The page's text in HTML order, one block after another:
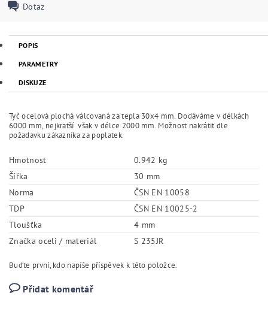
Dotaz
POPIS
PARAMETRY
DISKUZE
Tyč ocelová plochá válcovaná za tepla 30x4 mm. Dodáváme v délkách
6000 mm, nejkratší však v délce 2000 mm. Možnost nakrátit dle
požadavku zákazníka za poplatek.
Hmotnost
0.942 kg
Šířka
30 mm
Norma
ČSN EN 10058
TDP
ČSN EN 10025-2
Tloušťka
4 mm
Značka oceli / materiál
S 235JR
Buďte první, kdo napíše příspěvek k této položce.
Přidat komentář